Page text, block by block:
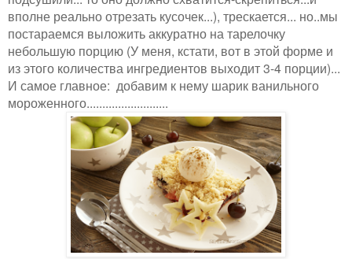
вполне реально отрезать кусочек...), трескается... но..мы
постараемся выложить аккуратно на тарелочку
небольшую порцию (У меня, кстати, вот в этой форме и
из этого количества ингредиентов выходит 3-4 порции)...
И самое главное: добавим к нему шарик ванильного
мороженного..........................